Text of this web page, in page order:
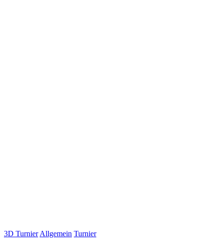
3D Turnier Allgemein Turnier